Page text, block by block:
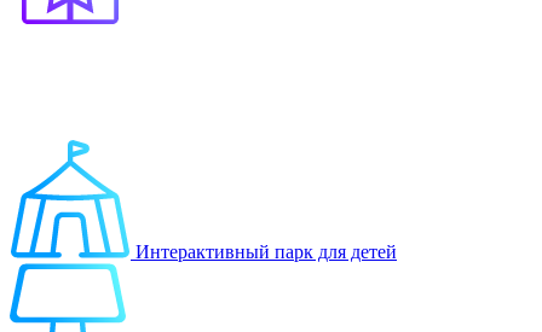
Интерактивный парк для детей